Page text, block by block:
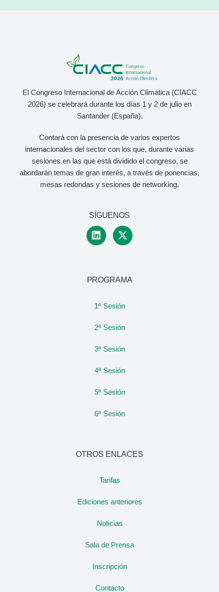
El Congreso Internacional de Acción Climática (CIACC
2026) se celebrará durante los días 1 y 2 de julio en
Santander (España).
Contará con la presencia de varios expertos
internacionales del sector con los que, durante varias
sesiones en las que está dividido el congreso, se
abordarán temas de gran interés, a través de ponencias,
mesas redondas y sesiones de networking.
SÍGUENOS
PROGRAMA
1ª Sesión
2ª Sesión
3ª Sesión
4ª Sesión
5ª Sesión
6ª Sesión
OTROS ENLACES
Tarifas
Ediciones anteriores
Noticias
Sala de Prensa
Inscripción
Contacto